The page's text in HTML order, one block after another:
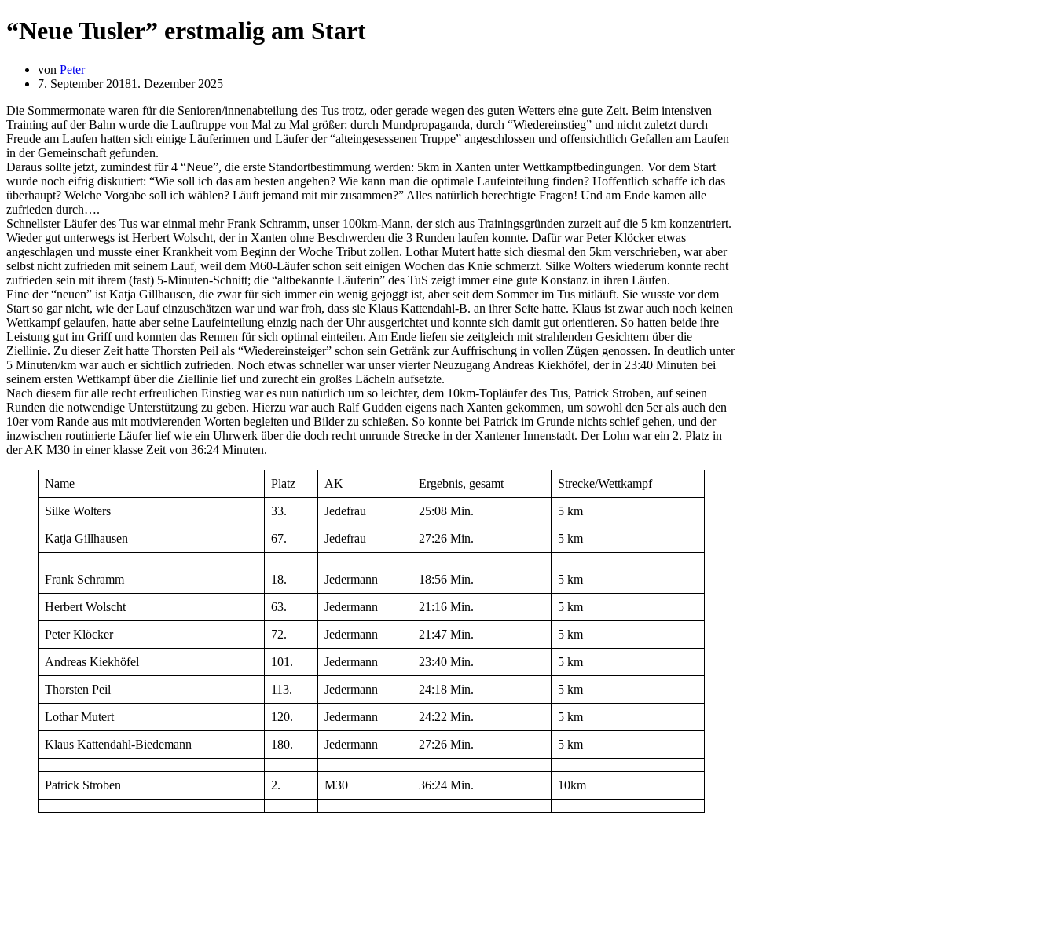
“Neue Tusler” erstmalig am Start
von Peter
7. September 20181. Dezember 2025
Die Sommermonate waren für die Senioren/innenabteilung des Tus trotz, oder gerade wegen des guten Wetters eine gute Zeit. Beim intensiven
Training auf der Bahn wurde die Lauftruppe von Mal zu Mal größer: durch Mundpropaganda, durch “Wiedereinstieg” und nicht zuletzt durch
Freude am Laufen hatten sich einige Läuferinnen und Läufer der “alteingesessenen Truppe” angeschlossen und offensichtlich Gefallen am Laufen
in der Gemeinschaft gefunden.
Daraus sollte jetzt, zumindest für 4 “Neue”, die erste Standortbestimmung werden: 5km in Xanten unter Wettkampfbedingungen. Vor dem Start
wurde noch eifrig diskutiert: “Wie soll ich das am besten angehen? Wie kann man die optimale Laufeinteilung finden? Hoffentlich schaffe ich das
überhaupt? Welche Vorgabe soll ich wählen? Läuft jemand mit mir zusammen?” Alles natürlich berechtigte Fragen! Und am Ende kamen alle
zufrieden durch….
Schnellster Läufer des Tus war einmal mehr Frank Schramm, unser 100km-Mann, der sich aus Trainingsgründen zurzeit auf die 5 km konzentriert.
Wieder gut unterwegs ist Herbert Wolscht, der in Xanten ohne Beschwerden die 3 Runden laufen konnte. Dafür war Peter Klöcker etwas
angeschlagen und musste einer Krankheit vom Beginn der Woche Tribut zollen. Lothar Mutert hatte sich diesmal den 5km verschrieben, war aber
selbst nicht zufrieden mit seinem Lauf, weil dem M60-Läufer schon seit einigen Wochen das Knie schmerzt. Silke Wolters wiederum konnte recht
zufrieden sein mit ihrem (fast) 5-Minuten-Schnitt; die “altbekannte Läuferin” des TuS zeigt immer eine gute Konstanz in ihren Läufen.
Eine der “neuen” ist Katja Gillhausen, die zwar für sich immer ein wenig gejoggt ist, aber seit dem Sommer im Tus mitläuft. Sie wusste vor dem
Start so gar nicht, wie der Lauf einzuschätzen war und war froh, dass sie Klaus Kattendahl-B. an ihrer Seite hatte. Klaus ist zwar auch noch keinen
Wettkampf gelaufen, hatte aber seine Laufeinteilung einzig nach der Uhr ausgerichtet und konnte sich damit gut orientieren. So hatten beide ihre
Leistung gut im Griff und konnten das Rennen für sich optimal einteilen. Am Ende liefen sie zeitgleich mit strahlenden Gesichtern über die
Ziellinie. Zu dieser Zeit hatte Thorsten Peil als “Wiedereinsteiger” schon sein Getränk zur Auffrischung in vollen Zügen genossen. In deutlich unter
5 Minuten/km war auch er sichtlich zufrieden. Noch etwas schneller war unser vierter Neuzugang Andreas Kiekhöfel, der in 23:40 Minuten bei
seinem ersten Wettkampf über die Ziellinie lief und zurecht ein großes Lächeln aufsetzte.
Nach diesem für alle recht erfreulichen Einstieg war es nun natürlich um so leichter, dem 10km-Topläufer des Tus, Patrick Stroben, auf seinen
Runden die notwendige Unterstützung zu geben. Hierzu war auch Ralf Gudden eigens nach Xanten gekommen, um sowohl den 5er als auch den
10er vom Rande aus mit motivierenden Worten begleiten und Bilder zu schießen. So konnte bei Patrick im Grunde nichts schief gehen, und der
inzwischen routinierte Läufer lief wie ein Uhrwerk über die doch recht unrunde Strecke in der Xantener Innenstadt. Der Lohn war ein 2. Platz in
der AK M30 in einer klasse Zeit von 36:24 Minuten.
Name Platz AK Ergebnis, gesamt Strecke/Wettkampf
Silke Wolters 33. Jedefrau 25:08 Min. 5 km
Katja Gillhausen 67. Jedefrau 27:26 Min. 5 km
Frank Schramm 18. Jedermann 18:56 Min. 5 km
Herbert Wolscht 63. Jedermann 21:16 Min. 5 km
Peter Klöcker 72. Jedermann 21:47 Min. 5 km
Andreas Kiekhöfel 101. Jedermann 23:40 Min. 5 km
Thorsten Peil 113. Jedermann 24:18 Min. 5 km
Lothar Mutert 120. Jedermann 24:22 Min. 5 km
Klaus Kattendahl-Biedemann 180. Jedermann 27:26 Min. 5 km
Patrick Stroben 2. M30 36:24 Min. 10km